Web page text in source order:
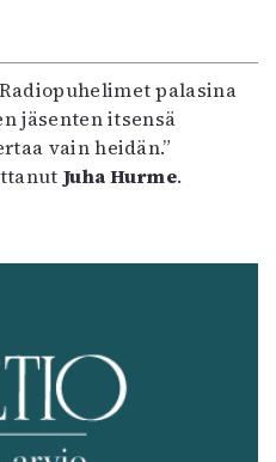
palasina
jäsenten itsensä
vain heidän.”
Juha Hurme.